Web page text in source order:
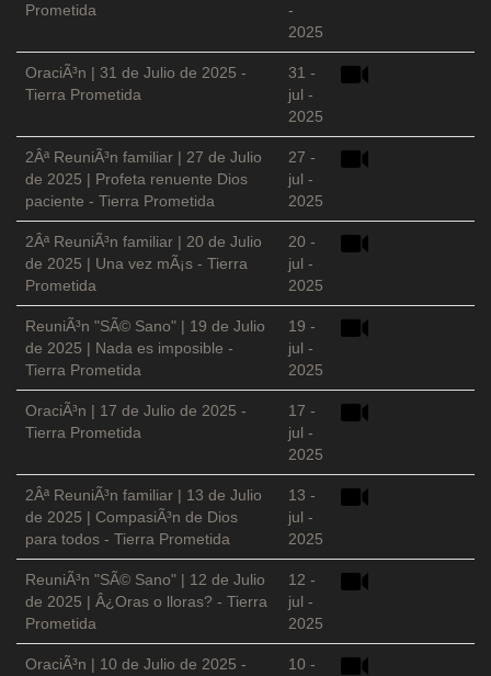
Prometida
-
2025
OraciÃ³n | 31 de Julio de 2025 -
Tierra Prometida
31 -
jul -
2025
2Âª ReuniÃ³n familiar | 27 de Julio
de 2025 | Profeta renuente Dios
paciente - Tierra Prometida
27 -
jul -
2025
2Âª ReuniÃ³n familiar | 20 de Julio
de 2025 | Una vez mÃ¡s - Tierra
Prometida
20 -
jul -
2025
ReuniÃ³n "SÃ© Sano" | 19 de Julio
de 2025 | Nada es imposible -
Tierra Prometida
19 -
jul -
2025
OraciÃ³n | 17 de Julio de 2025 -
Tierra Prometida
17 -
jul -
2025
2Âª ReuniÃ³n familiar | 13 de Julio
de 2025 | CompasiÃ³n de Dios
para todos - Tierra Prometida
13 -
jul -
2025
ReuniÃ³n "SÃ© Sano" | 12 de Julio
de 2025 | Â¿Oras o lloras? - Tierra
Prometida
12 -
jul -
2025
OraciÃ³n | 10 de Julio de 2025 -
10 -